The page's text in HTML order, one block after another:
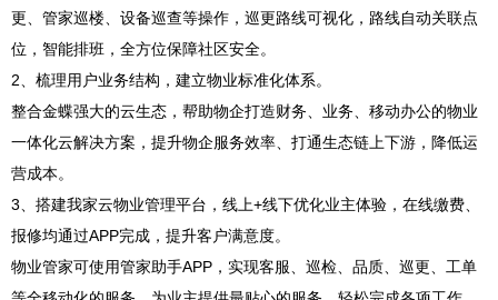
更、管家巡楼、设备巡查等操作，巡更路线可视化，路线自动关联点
位，智能排班，全方位保障社区安全。
2、梳理用户业务结构，建立物业标准化体系。
整合金蝶强大的云生态，帮助物企打造财务、业务、移动办公的物业
一体化云解决方案，提升物企服务效率、打通生态链上下游，降低运
营成本。
3、搭建我家云物业管理平台，线上+线下优化业主体验，在线缴费、
报修均通过APP完成，提升客户满意度。
物业管家可使用管家助手APP，实现客服、巡检、品质、巡更、工单